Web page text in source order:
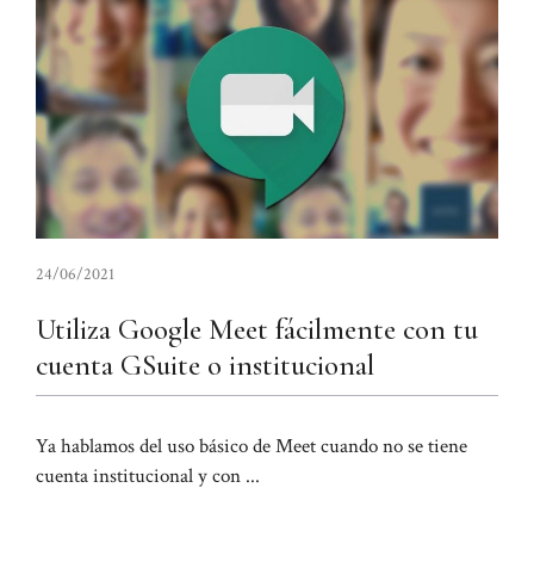
24/06/2021
Utiliza Google Meet fácilmente con tu
cuenta GSuite o institucional
Ya hablamos del uso básico de Meet cuando no se tiene
cuenta institucional y con ...